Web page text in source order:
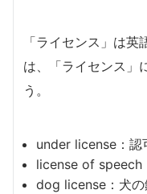
「ライセンス」は
は、「ライセンス」
う。
under license：認
license of speech
dog license：犬の